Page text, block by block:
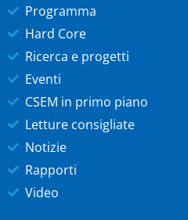
Programma
Hard Core
Ricerca e progetti
Eventi
CSEM in primo piano
Letture consigliate
Notizie
Rapporti
Video